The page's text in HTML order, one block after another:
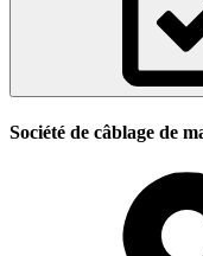
Société de câblage de